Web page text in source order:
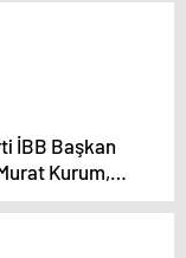
başladı
İBB Başkan
Kurum,